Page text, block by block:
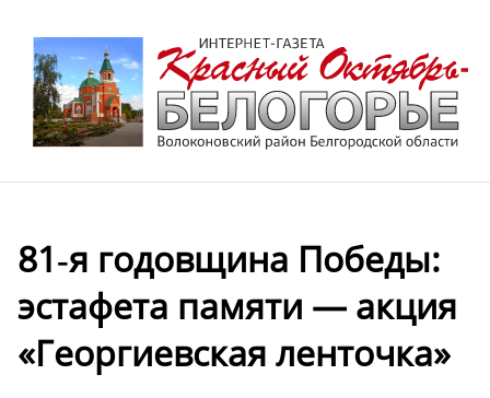
81‑я годовщина Победы:
эстафета памяти — акция
«Георгиевская ленточка»